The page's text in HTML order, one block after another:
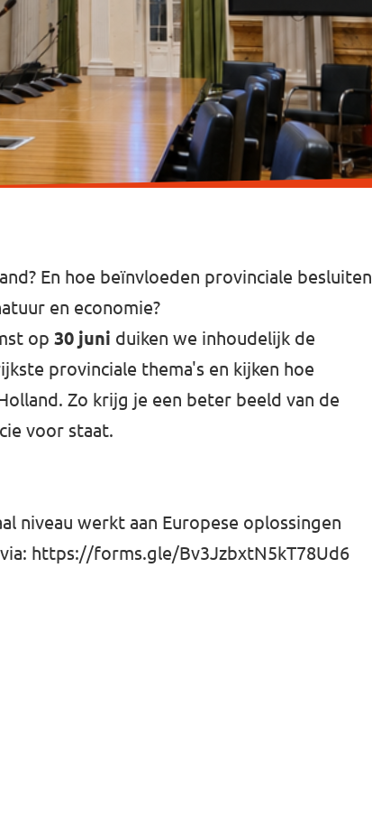
En hoe beïnvloeden provinciale besluiten
en economie?
op 30 juni duiken we inhoudelijk de
provinciale thema's en kijken hoe
Zo krijg je een beter beeld van de
voor staat.
niveau werkt aan Europese oplossingen
https://forms.gle/Bv3JzbxtN5kT78Ud6